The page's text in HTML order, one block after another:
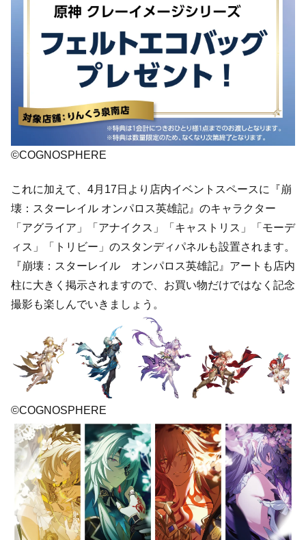
©COGNOSPHERE
これに加えて、4月17日より店内イベントスペースに『崩
壊：スターレイル オンパロス英雄記』のキャラクター
「アグライア」「アナイクス」「キャストリス」「モーデ
ィス」「トリビー」のスタンディパネルも設置されます。
『崩壊：スターレイル オンパロス英雄記』アートも店内
柱に大きく掲示されますので、お買い物だけではなく記念
撮影も楽しんでいきましょう。
©COGNOSPHERE